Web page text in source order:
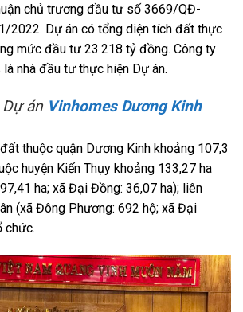
chủ trương đầu tư số 3669/QĐ-
2022. Dự án có tổng diện tích đất thực
mức đầu tư 23.218 tỷ đồng. Công ty
nhà đầu tư thực hiện Dự án.
án Vinhomes Dương Kinh
thuộc quận Dương Kinh khoảng 107,3
huyện Kiến Thụy khoảng 133,27 ha
ha; xã Đại Đồng: 36,07 ha); liên
(xã Đông Phương: 692 hộ; xã Đại
chức.